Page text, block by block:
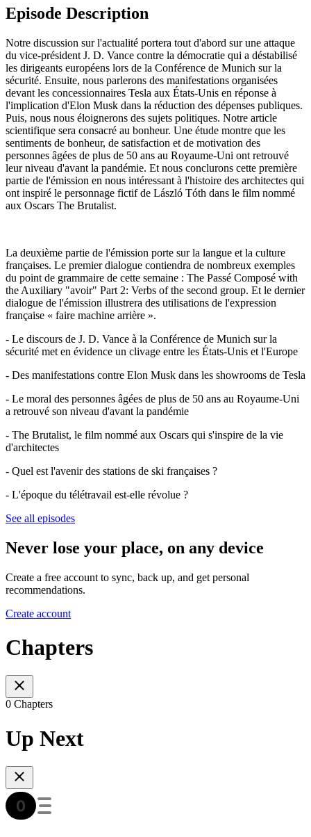
Episode Description
Notre discussion sur l'actualité portera tout d'abord sur une attaque
du vice-président J. D. Vance contre la démocratie qui a déstabilisé
les dirigeants européens lors de la Conférence de Munich sur la
sécurité. Ensuite, nous parlerons des manifestations organisées
devant les concessionnaires Tesla aux États-Unis en réponse à
l'implication d'Elon Musk dans la réduction des dépenses publiques.
Puis, nous nous éloignerons des sujets politiques. Notre article
scientifique sera consacré au bonheur. Une étude montre que les
sentiments de bonheur, de satisfaction et de motivation des
personnes âgées de plus de 50 ans au Royaume-Uni ont retrouvé
leur niveau d'avant la pandémie. Et nous conclurons cette première
partie de l'émission en nous intéressant à l'histoire des architectes qui
ont inspiré le personnage fictif de László Tóth dans le film nommé
aux Oscars The Brutalist.
La deuxième partie de l'émission porte sur la langue et la culture
françaises. Le premier dialogue contiendra de nombreux exemples
du point de grammaire de cette semaine : The Passé Composé with
the Auxiliary "avoir" Part 2: Verbs of the second group. Et le dernier
dialogue de l'émission illustrera des utilisations de l'expression
française « faire machine arrière ».
- Le discours de J. D. Vance à la Conférence de Munich sur la
sécurité met en évidence un clivage entre les États-Unis et l'Europe
- Des manifestations contre Elon Musk dans les showrooms de Tesla
- Le moral des personnes âgées de plus de 50 ans au Royaume-Uni
a retrouvé son niveau d'avant la pandémie
- The Brutalist, le film nommé aux Oscars qui s'inspire de la vie
d'architectes
- Quel est l'avenir des stations de ski françaises ?
- L'époque du télétravail est-elle révolue ?
See all episodes
Never lose your place, on any device
Create a free account to sync, back up, and get personal
recommendations.
Create account
Chapters
0 Chapters
Up Next